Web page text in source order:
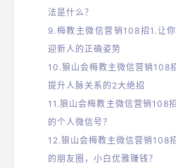
法是什么？
9.梅教主微信营销108招1.让
迎新人的正确姿势
10 .狼山会梅教主微信营销108
提升人脉关系的2大绝招
11.狼山会梅教主微信营销108
的个人微信号？
12.狼山会梅教主微信营销108
的朋友圈，小白优雅赚钱？